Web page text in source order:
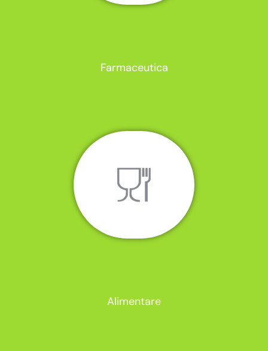
Farmaceutica
Alimentare